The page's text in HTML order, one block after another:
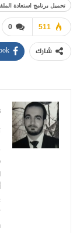
تحميل برنامج استعادة
0 511
شارك